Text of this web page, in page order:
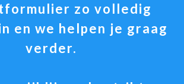
zo volledig
en we helpen je graag
verder.